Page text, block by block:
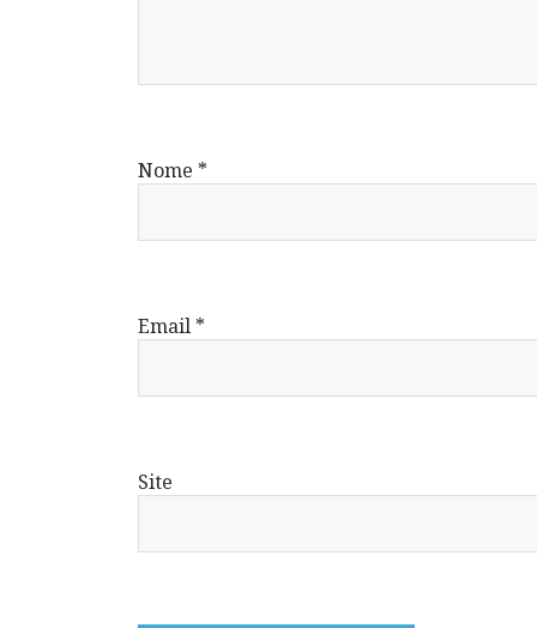
Nome *
Email *
Site